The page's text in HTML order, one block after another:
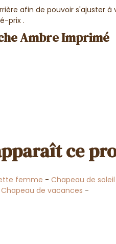
afin de pouvoir s'ajuster à
prix .
Ambre Imprimé
ce
femme - Chapeau de
Chapeau de vacances -